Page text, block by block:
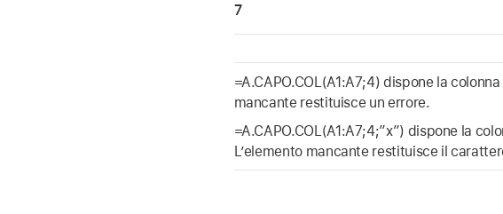
7
=A.CAPO.COL(A1:A7;4) dispone la
mancante restituisce un errore.
=A.CAPO.COL(A1:A7;4;”x”) dispone la
L’elemento mancante restituisce il